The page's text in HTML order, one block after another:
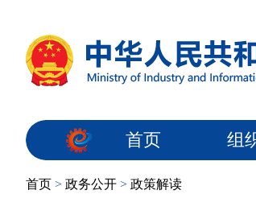
首页 组
首页 > 政务公开 > 政策解读